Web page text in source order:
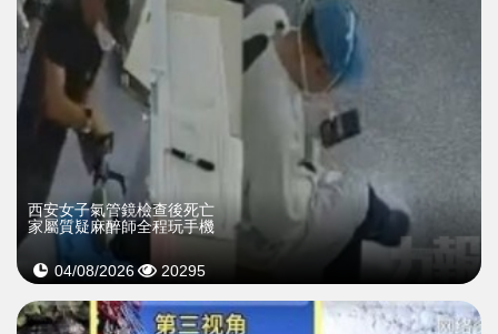
西安女子氣管鏡檢查後死亡
家屬質疑麻醉師全程玩手機
04/08/2026 20295